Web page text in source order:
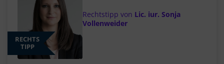
RECHTS
TIPP
Rechtstipp von Lic. iur. Sonja
Vollenweider